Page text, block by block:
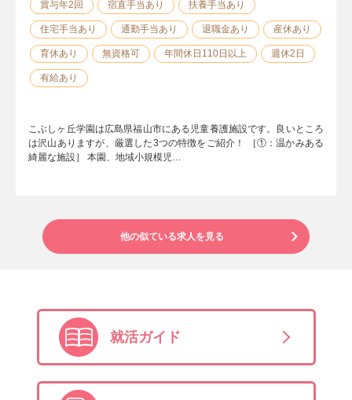
賞与年2回 宿直手当あり 扶養手当あり
住宅手当あり 通勤手当あり 退職金あり 産休あり
育休あり 無資格可 年間休日110日以上 週休2日
有給あり
こぶしヶ丘学園は広島県福山市にある児童養護施設です。良いところ
は沢山ありますが、厳選した3つの特徴をご紹介！ ［①：温かみある
綺麗な施設］ 本園、地域小規模児…
他の似ている求人を見る
就活ガイド